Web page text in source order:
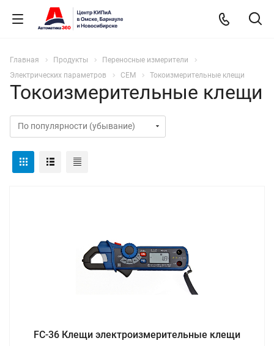
Главная Продукты
Переносные измерители
Электрических параметров
CEM Токоизмерительные клещи
Токоизмерительные клещи
FC-36 Клещи электроизмерительные клещи